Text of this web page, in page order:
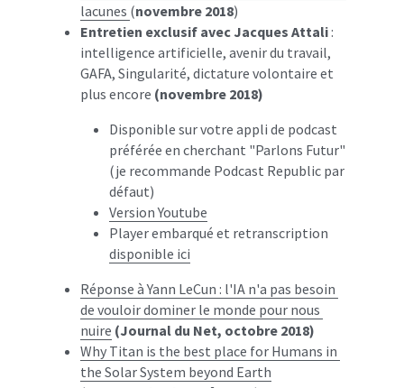
lacunes (novembre 2018)
Entretien exclusif avec Jacques Attali :
intelligence artificielle, avenir du travail,
GAFA, Singularité, dictature volontaire et
plus encore (novembre 2018)
Disponible sur votre appli de podcast
préférée en cherchant "Parlons Futur"
(je recommande Podcast Republic par
défaut)
Version Youtube
disponible ici
Réponse à Yann LeCun : l'IA n'a pas besoin
de vouloir dominer le monde pour nous
nuire (Journal du Net, octobre 2018)
Why Titan is the best place for Humans in
the Solar System beyond Earth